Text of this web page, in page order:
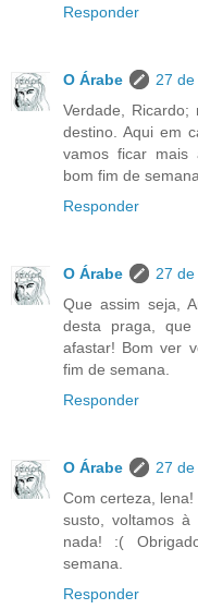
Responder
O Árabe
27
Verdade,
destino. Aqui em
vamos ficar mais
bom fim de
Responder
O Árabe
27
Que assim seja,
desta praga,
afastar! Bom ver
fim de semana.
Responder
O Árabe
27
Com certeza,
susto, voltamos à
nada! :(
semana.
Responder